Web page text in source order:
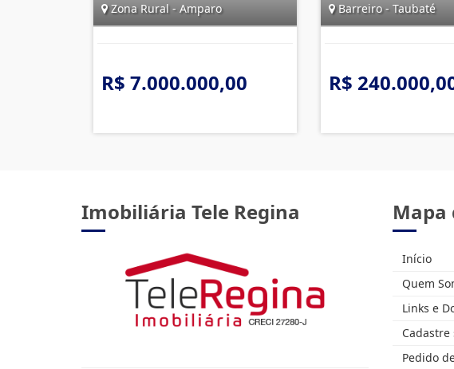
Zona Rural - Amparo
R$ 7.000.000,00
Barreiro - Taubaté
R$
Imobiliária Tele Regina Mapa
Início
Quem
Links e
Pedido